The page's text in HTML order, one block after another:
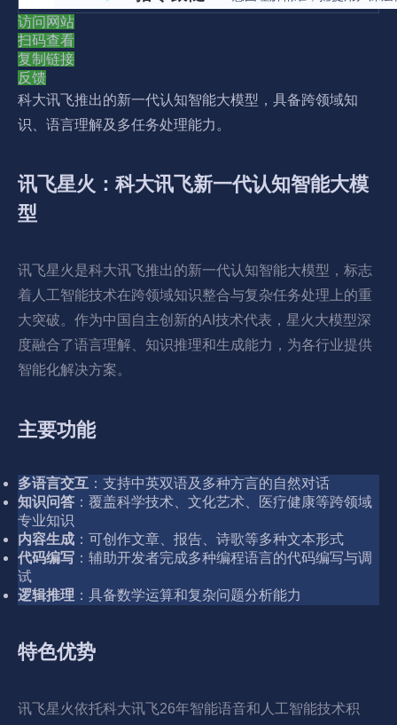
访问网站
扫码查看
复制链接
反馈
科大讯飞推出的新一代认知智能大模型，具备跨领域知
识、语言理解及多任务处理能力。
讯飞星火：科大讯飞新一代认知智能大模
型
讯飞星火是科大讯飞推出的新一代认知智能大模型，标志
着人工智能技术在跨领域知识整合与复杂任务处理上的重
大突破。作为中国自主创新的AI技术代表，星火大模型深
度融合了语言理解、知识推理和生成能力，为各行业提供
智能化解决方案。
主要功能
多语言交互 ：支持中英双语及多种方言的自然对话
知识问答 ：覆盖科学技术、文化艺术、医疗健康等跨领域
专业知识
内容生成 ：可创作文章、报告、诗歌等多种文本形式
代码编写 ：辅助开发者完成多种编程语言的代码编写与调
试
逻辑推理 ：具备数学运算和复杂问题分析能力
特色优势
讯飞星火依托科大讯飞26年智能语音和人工智能技术积